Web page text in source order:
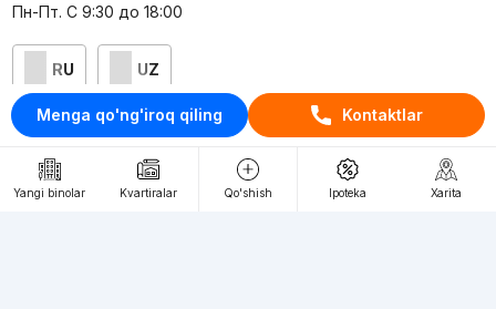
Menga qo'ng'iroq qiling Kontaktlar
Yangi binolar Kvartiralar Qo'shish Ipoteka Xarita
Пн-Пт. С 9:30 до 18:00
RU UZ
Kontaktlar
loyiha haqida